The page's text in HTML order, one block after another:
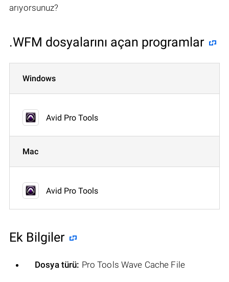
arıyorsunuz?
.WFM dosyalarını açan programlar
Windows
Avid Pro Tools
Mac
Avid Pro Tools
Ek Bilgiler
Dosya türü: Pro Tools Wave Cache File